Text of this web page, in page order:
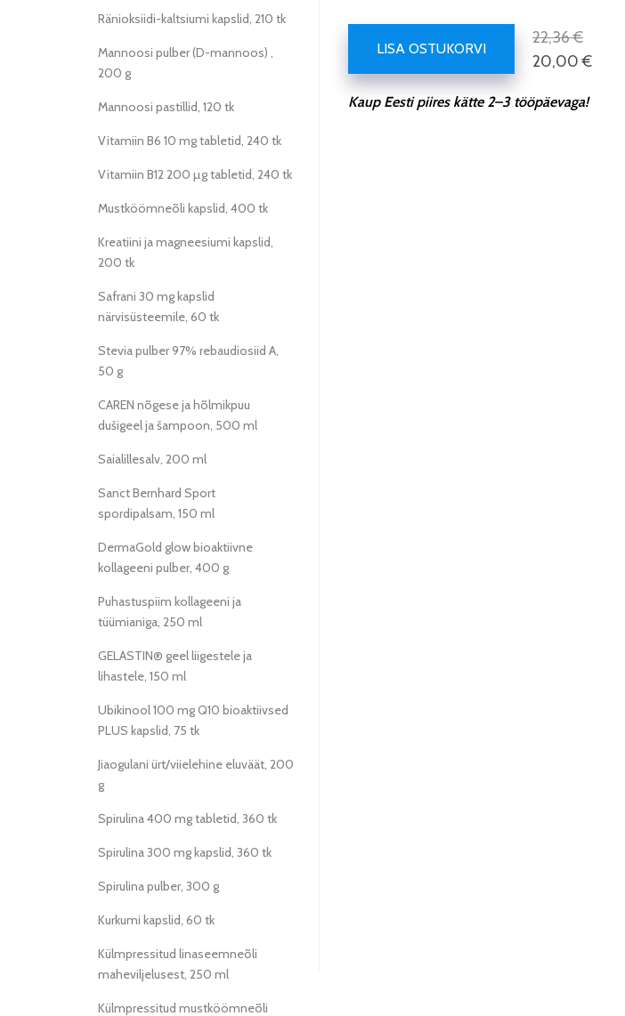
Ränioksiidi-kaltsiumi kapslid, 210 tk
Mannoosi pulber (D-mannoos) ,
200 g
Mannoosi pastillid, 120 tk
Vitamiin B6 10 mg tabletid, 240 tk
Vitamiin B12 200 µg tabletid, 240 tk
Mustköömneõli kapslid, 400 tk
Kreatiini ja magneesiumi kapslid,
200 tk
Safrani 30 mg kapslid
närvisüsteemile, 60 tk
Stevia pulber 97% rebaudiosiid A,
50 g
CAREN nõgese ja hõlmikpuu
dušigeel ja šampoon, 500 ml
Saialillesalv, 200 ml
Sanct Bernhard Sport
spordipalsam, 150 ml
DermaGold glow bioaktiivne
kollageeni pulber, 400 g
Puhastuspiim kollageeni ja
tüümianiga, 250 ml
GELASTIN® geel liigestele ja
lihastele, 150 ml
Ubikinool 100 mg Q10 bioaktiivsed
PLUS kapslid, 75 tk
Jiaogulani ürt/viielehine eluväät, 200
g
Spirulina 400 mg tabletid, 360 tk
Spirulina 300 mg kapslid, 360 tk
Spirulina pulber, 300 g
Kurkumi kapslid, 60 tk
Külmpressitud linaseemneõli
maheviljelusest, 250 ml
Külmpressitud mustköömneõli
LISA OSTUKORVI
22,36 €
20,00 €
Kaup Eesti piires kätte 2–3 tööpäevaga!